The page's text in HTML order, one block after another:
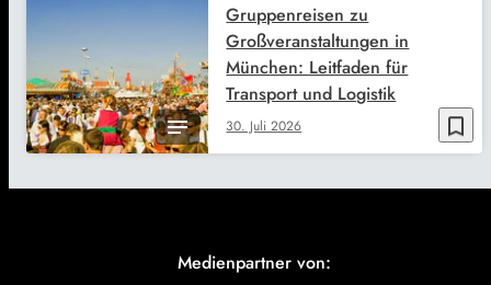
bookmark_border
30. Juli 2026
Gruppenreisen zu
Großveranstaltungen in
München: Leitfaden für
Transport und Logistik
Medienpartner von: